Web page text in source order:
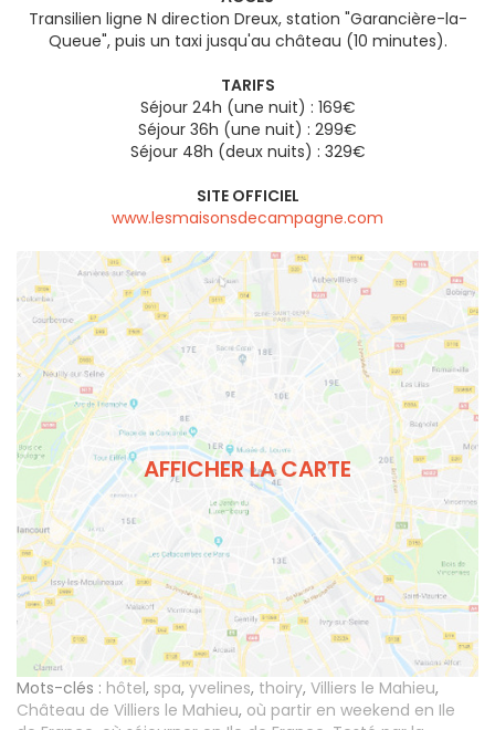
Transilien ligne N direction Dreux, station "Garancière-la-
Queue", puis un taxi jusqu'au château (10 minutes).
TARIFS
Séjour 24h (une nuit) : 169€
Séjour 36h (une nuit) : 299€
Séjour 48h (deux nuits) : 329€
SITE OFFICIEL
www.lesmaisonsdecampagne.com
AFFICHER LA CARTE
Mots-clés : hôtel, spa, yvelines, thoiry, Villiers le Mahieu,
Château de Villiers le Mahieu, où partir en weekend en Ile